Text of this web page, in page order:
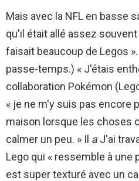
Mais avec la NFL en basse
qu'il était allé assez
faisait beaucoup de Legos
passe-temps.) « J'étais
collaboration Pokémon
« je ne m'y suis pas encore
maison lorsque les choses
calmer un peu. » Il aJ'ai
Lego qui « ressemble à une
est super texturé avec un